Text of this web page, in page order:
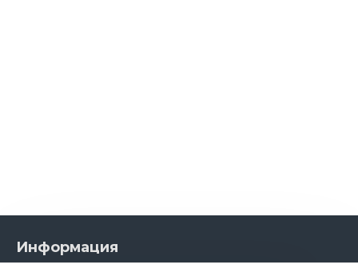
Информация